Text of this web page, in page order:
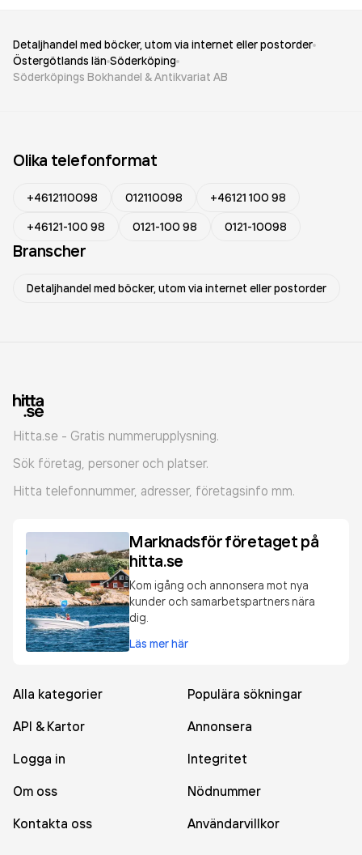
Detaljhandel med böcker, utom via internet eller postorder
Östergötlands län Söderköping
Söderköpings Bokhandel & Antikvariat AB
Olika telefonformat
+4612110098 012110098
+46121 100 98
+46121-100 98
0121-100 98 0121-10098
Branscher
Detaljhandel med böcker, utom via internet eller postorder
Hitta.se - Gratis nummerupplysning.
Sök företag, personer och platser.
Hitta telefonnummer, adresser, företagsinfo mm.
Marknadsför företaget på
hitta.se
Kom igång och annonsera mot nya
kunder och samarbetspartners nära
dig.
Läs mer här
Alla kategorier
Populära sökningar
API & Kartor
Annonsera
Logga in
Integritet
Om oss
Nödnummer
Kontakta oss
Användarvillkor